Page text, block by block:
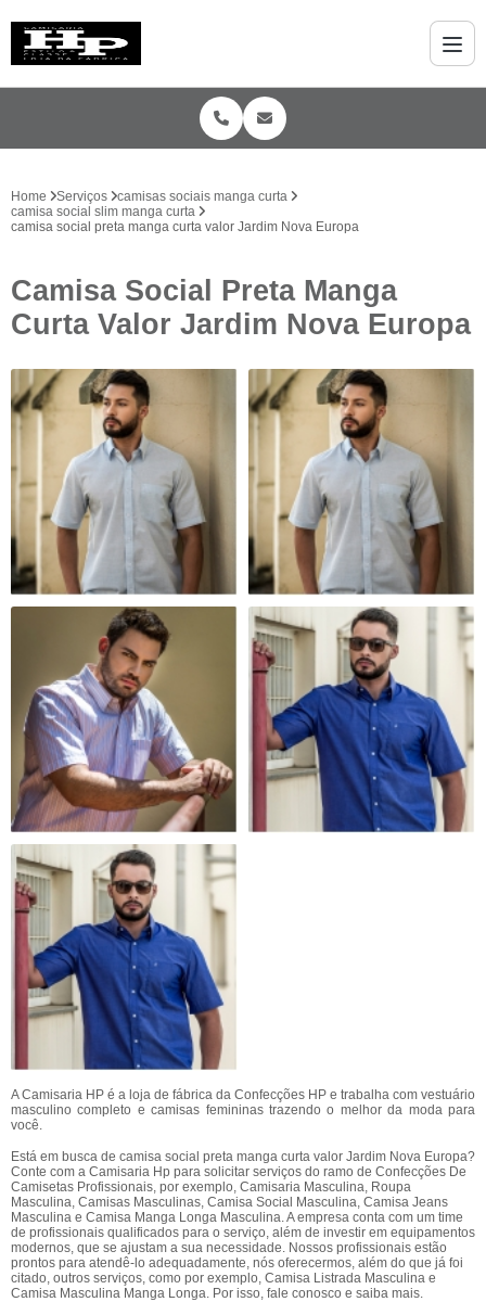
Home Serviços
camisas sociais manga curta
camisa social slim manga curta
camisa social preta manga curta valor Jardim Nova Europa
Camisa Social Preta Manga
Curta Valor Jardim Nova Europa
A Camisaria HP é a loja de fábrica da Confecções HP e trabalha com vestuário
masculino completo e camisas femininas trazendo o melhor da moda para
você.
Está em busca de camisa social preta manga curta valor Jardim Nova Europa?
Conte com a Camisaria Hp para solicitar serviços do ramo de Confecções De
Camisetas Profissionais, por exemplo, Camisaria Masculina, Roupa
Masculina, Camisas Masculinas, Camisa Social Masculina, Camisa Jeans
Masculina e Camisa Manga Longa Masculina. A empresa conta com um time
de profissionais qualificados para o serviço, além de investir em equipamentos
modernos, que se ajustam a sua necessidade. Nossos profissionais estão
prontos para atendê-lo adequadamente, nós oferecermos, além do que já foi
citado, outros serviços, como por exemplo, Camisa Listrada Masculina e
Camisa Masculina Manga Longa. Por isso, fale conosco e saiba mais.